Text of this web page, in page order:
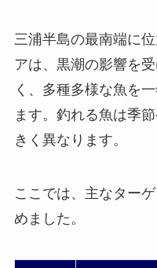
三浦半島の最南端に
アは、黒潮の影響を
く、多種多様な魚を
ます。釣れる魚は季
きく異なります。
ここでは、主なター
めました。